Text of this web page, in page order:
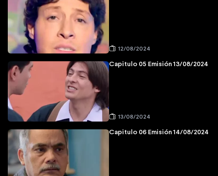
12/08/2024
Capitulo 05 Emisión 13/08/2024
13/08/2024
Capitulo 06 Emisión 14/08/2024